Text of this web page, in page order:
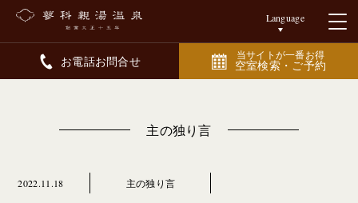
Language
お電話お問合せ 当サイトが一番お得
空室検索・ご予約
主の独り言
2022.11.18 主の独り言